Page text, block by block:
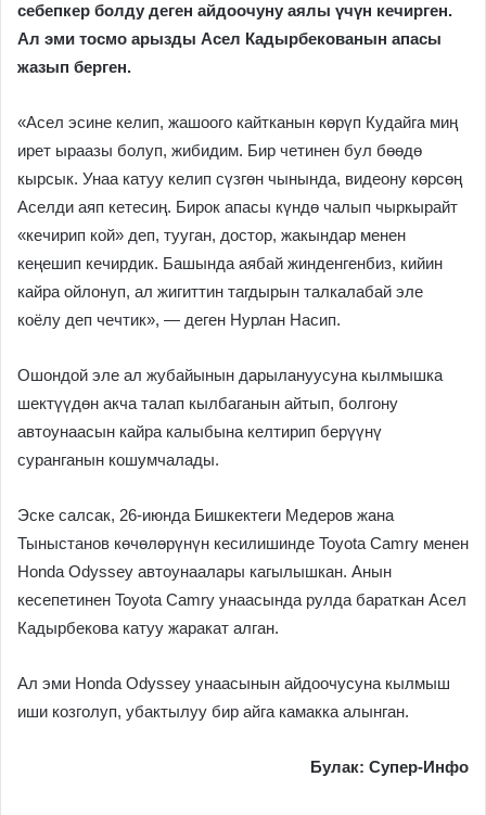
себепкер болду деген айдоочуну аялы үчүн кечирген.
Ал эми тосмо арызды Асел Кадырбекованын апасы
жазып берген.
«Асел эсине келип, жашоого кайтканын көрүп Кудайга миң
ирет ыраазы болуп, жибидим. Бир четинен бул бөөдө
кырсык. Унаа катуу келип сүзгөн чынында, видеону көрсөң
Аселди аяп кетесиң. Бирок апасы күндө чалып чыркырайт
«кечирип кой» деп, тууган, достор, жакындар менен
кеңешип кечирдик. Башында аябай жинденгенбиз, кийин
кайра ойлонуп, ал жигиттин тагдырын талкалабай эле
коёлу деп чечтик», — деген Нурлан Насип.
Ошондой эле ал жубайынын дарылануусуна кылмышка
шектүүдөн акча талап кылбаганын айтып, болгону
автоунаасын кайра калыбына келтирип берүүнү
суранганын кошумчалады.
Эске салсак, 26-июнда Бишкектеги Медеров жана
Тыныстанов көчөлөрүнүн кесилишинде Toyota Camry менен
Honda Odyssey автоунаалары кагылышкан. Анын
кесепетинен Toyota Camry унаасында рулда бараткан Асел
Кадырбекова катуу жаракат алган.
Ал эми Honda Odyssey унаасынын айдоочусуна кылмыш
иши козголуп, убактылуу бир айга камакка алынган.
Булак: Супер-Инфо